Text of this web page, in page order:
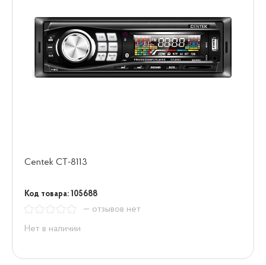
Centek СТ-8113
Код товара: 105688
— отзывов нет
Нет в наличии